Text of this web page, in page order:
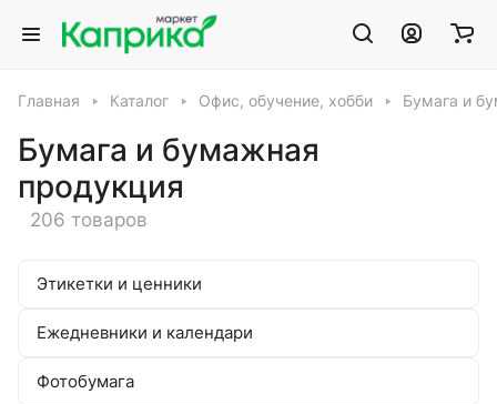
Главная Каталог Офис, обучение, хобби Бумага и
Бумага и бумажная
продукция
206 товаров
Этикетки и ценники
Ежедневники и календари
Фотобумага